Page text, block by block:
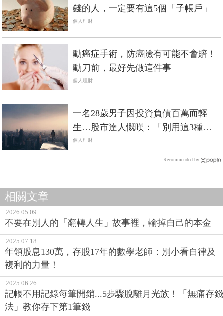
錢的人，一定要有這5個「子帳戶」
個人理財
動癌症手術，防癌險有可能不會賠！
動刀前，最好先做這件事
個人理財
一名28歲男子因投資負債百萬而輕
生…股市達人慨嘆：「別用這3種方
式做股票！」
個人理財
Recommended by
相關文章
2026.05.09
不要在別人的「翻轉人生」故事裡，輸掉自己的本金
2025.07.18
年領股息130萬，存股17年的數學老師：別小看自律及
複利的力量！
2025.06.26
記帳不用記錄每筆開銷...5步驟脫離月光族！「無痛存錢
法」教你存下第1筆錢